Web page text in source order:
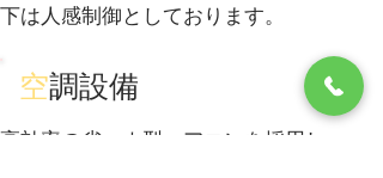
下は人感制御としております。
空調設備
高効率の省エネ型エアコンを採用し